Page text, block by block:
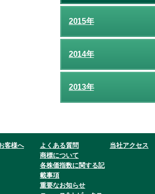
2015年
2014年
2013年
客様へ
よくある質問
商標について
各株価指数に関する記
載事項
重要なお知らせ
当社アクセス